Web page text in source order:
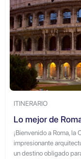
ITINERARIO
Lo mejor de
¡Bienvenido a Roma,
impresionante
un destino obligado